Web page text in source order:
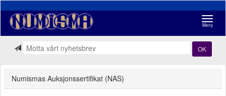
Meny
OK
Numismas Auksjonssertifikat (NAS)